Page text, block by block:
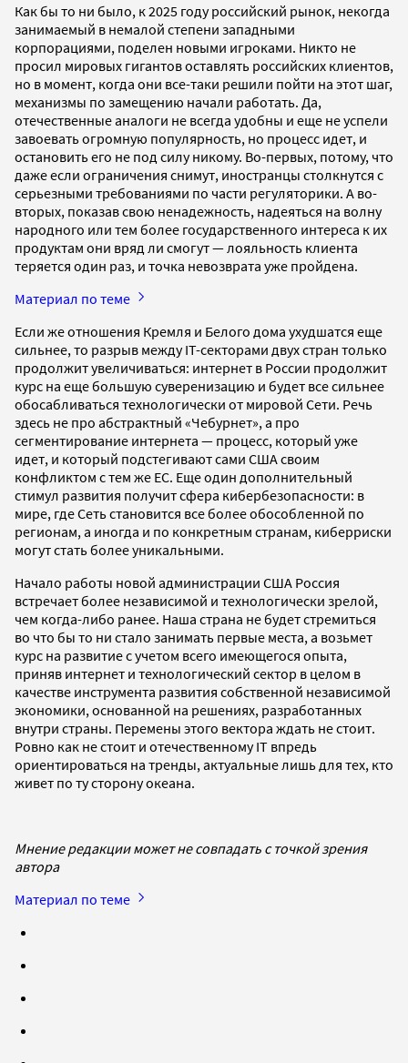
Как бы то ни было, к 2025 году российский рынок, некогда
занимаемый в немалой степени западными
корпорациями, поделен новыми игроками. Никто не
просил мировых гигантов оставлять российских клиентов,
но в момент, когда они все-таки решили пойти на этот шаг,
механизмы по замещению начали работать. Да,
отечественные аналоги не всегда удобны и еще не успели
завоевать огромную популярность, но процесс идет, и
остановить его не под силу никому. Во-первых, потому, что
даже если ограничения снимут, иностранцы столкнутся с
серьезными требованиями по части регуляторики. А во-
вторых, показав свою ненадежность, надеяться на волну
народного или тем более государственного интереса к их
продуктам они вряд ли смогут — лояльность клиента
теряется один раз, и точка невозврата уже пройдена.
Материал по теме
Если же отношения Кремля и Белого дома ухудшатся еще
сильнее, то разрыв между IT-секторами двух стран только
продолжит увеличиваться: интернет в России продолжит
курс на еще большую суверенизацию и будет все сильнее
обосабливаться технологически от мировой Сети. Речь
здесь не про абстрактный «Чебурнет», а про
сегментирование интернета — процесс, который уже
идет, и который подстегивают сами США своим
конфликтом с тем же ЕС. Еще один дополнительный
стимул развития получит сфера кибербезопасности: в
мире, где Сеть становится все более обособленной по
регионам, а иногда и по конкретным странам, киберриски
могут стать более уникальными.
Начало работы новой администрации США Россия
встречает более независимой и технологически зрелой,
чем когда-либо ранее. Наша страна не будет стремиться
во что бы то ни стало занимать первые места, а возьмет
курс на развитие с учетом всего имеющегося опыта,
приняв интернет и технологический сектор в целом в
качестве инструмента развития собственной независимой
экономики, основанной на решениях, разработанных
внутри страны. Перемены этого вектора ждать не стоит.
Ровно как не стоит и отечественному IT впредь
ориентироваться на тренды, актуальные лишь для тех, кто
живет по ту сторону океана.
Мнение редакции может не совпадать с точкой зрения
автора
Материал по теме